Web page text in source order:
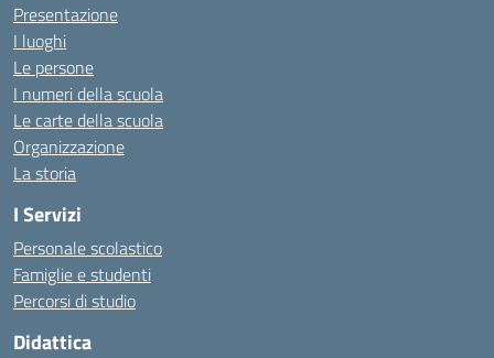
Presentazione
I luoghi
Le persone
I numeri della scuola
Le carte della scuola
Organizzazione
La storia
I Servizi
Personale scolastico
Famiglie e studenti
Percorsi di studio
Didattica